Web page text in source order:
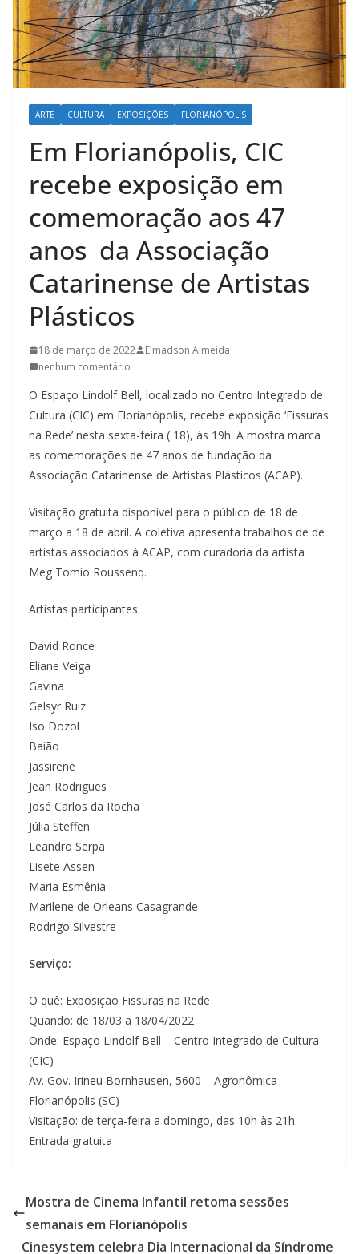
l
t
u
r
a
c
a
a
r
n
e
n
s
e
a
u
m
c
l
q
u
e
.
ARTE CULTURA EXPOSIÇÕES FLORIANÓPOLIS
Em Florianópolis, CIC
recebe exposição em
comemoração aos 47
anos da Associação
Catarinense de Artistas
Plásticos
18 de março de 2022
Elmadson Almeida
nenhum comentário
O Espaço Lindolf Bell, localizado no Centro Integrado de
Cultura (CIC) em Florianópolis, recebe exposição ‘Fissuras
na Rede’ nesta sexta-feira ( 18), às 19h. A mostra marca
as comemorações de 47 anos de fundação da
Associação Catarinense de Artistas Plásticos (ACAP).
Visitação gratuita disponível para o público de 18 de
março a 18 de abril. A coletiva apresenta trabalhos de de
artistas associados à ACAP, com curadoria da artista
Meg Tomio Roussenq.
Artistas participantes:
David Ronce
Eliane Veiga
Gavina
Gelsyr Ruiz
Iso Dozol
Baião
Jassirene
Jean Rodrigues
José Carlos da Rocha
Júlia Steffen
Leandro Serpa
Lisete Assen
Maria Esmênia
Marilene de Orleans Casagrande
Rodrigo Silvestre
Serviço:
O quê: Exposição Fissuras na Rede
Quando: de 18/03 a 18/04/2022
Onde: Espaço Lindolf Bell – Centro Integrado de Cultura
(CIC)
Av. Gov. Irineu Bornhausen, 5600 – Agronômica –
Florianópolis (SC)
Visitação: de terça-feira a domingo, das 10h às 21h.
Entrada gratuita
Mostra de Cinema Infantil retoma sessões
semanais em Florianópolis
Cinesystem celebra Dia Internacional da Síndrome